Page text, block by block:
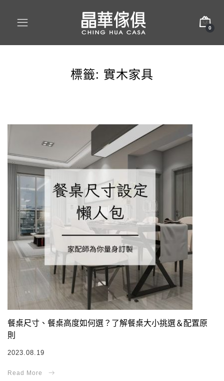
0
標籤: 實木家具
餐桌尺寸、餐桌高度如何選？了解餐桌大小挑選＆配置原
則
2023.08.19